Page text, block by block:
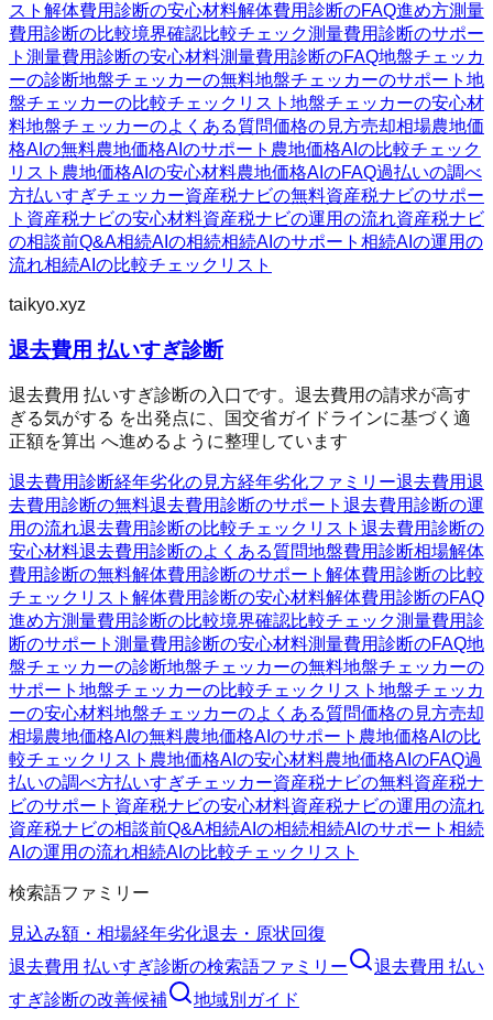
スト 解体費用診断の安心材料解体費用診断のFAQ進め方測量
費用診断の比較境界確認比較チェック測量費用診断のサポー
ト 測量費用診断の安心材料測量費用診断のFAQ地盤チェッカ
ーの診断地盤チェッカーの無料地盤チェッカーのサポート 地
盤チェッカーの比較チェックリスト 地盤チェッカーの安心材
料地盤チェッカーのよくある質問価格の見方売却相場農地価
格AIの無料農地価格AIのサポート 農地価格AIの比較チェック
リスト 農地価格AIの安心材料農地価格AIのFAQ過払いの調べ
方払いすぎチェッカー資産税ナビの無料資産税ナビのサポー
ト 資産税ナビの安心材料資産税ナビの運用の流れ資産税ナビ
の相談前Q&A相続AIの相続相続AIのサポート 相続AIの運用の
流れ相続AIの比較チェックリスト
taikyo.xyz
退去費用 払いすぎ診断
退去費用 払いすぎ診断の入口です。退去費用の請求が高す
ぎる気がする を出発点に、国交省ガイドラインに基づく適
正額を算出 へ進めるように整理しています
退去費用診断経年劣化の見方経年劣化ファミリー退去費用退
去費用診断の無料退去費用診断のサポート 退去費用診断の運
用の流れ退去費用診断の比較チェックリスト 退去費用診断の
安心材料退去費用診断のよくある質問地盤費用診断相場解体
費用診断の無料解体費用診断のサポート 解体費用診断の比較
チェックリスト 解体費用診断の安心材料解体費用診断のFAQ
進め方測量費用診断の比較境界確認比較チェック測量費用診
断のサポート 測量費用診断の安心材料測量費用診断のFAQ地
盤チェッカーの診断地盤チェッカーの無料地盤チェッカーの
サポート 地盤チェッカーの比較チェックリスト 地盤チェッカ
ーの安心材料地盤チェッカーのよくある質問価格の見方売却
相場農地価格AIの無料農地価格AIのサポート 農地価格AIの比
較チェックリスト 農地価格AIの安心材料農地価格AIのFAQ過
払いの調べ方払いすぎチェッカー資産税ナビの無料資産税ナ
ビのサポート 資産税ナビの安心材料資産税ナビの運用の流れ
資産税ナビの相談前Q&A相続AIの相続相続AIのサポート 相続
AIの運用の流れ相続AIの比較チェックリスト
検索語ファミリー
見込み額・相場経年劣化退去・原状回復
退去費用 払いすぎ診断の検索語ファミリー
退去費用 払い
すぎ診断の改善候補 地域別ガイド